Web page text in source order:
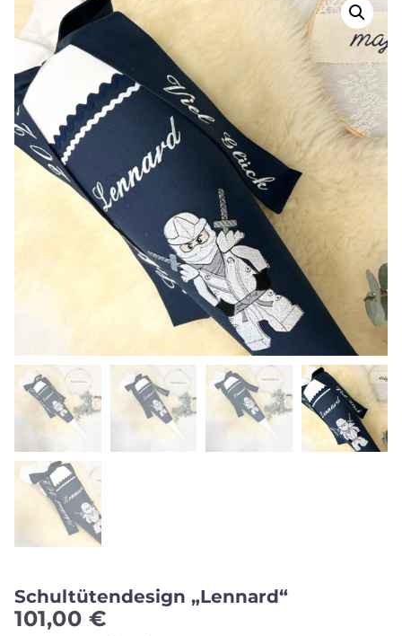
Schultütendesign „Lennard“
101,00 €